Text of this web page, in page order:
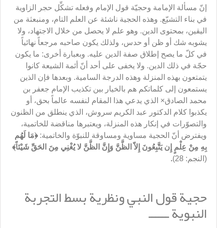
إنّ مسألة الإمامة وحجيّة قول الإمام وفعله تشكِّل حجر الزاوية
في بناء التشيّع. وهذه الحجية ناشئة عن العلم التام، ومنبعثة من
اليقين، بمحتوى الدين. وهو علم لا يحصل من خلال الاجتهاد، ولا
يشوبه شك أو ظن أو حدس، ولذلك يكون صاحبه مرجعاً نهائياً
في كلّ ما يصح إطلاق صفة الدين عليه. وبعبارة أخرى: ما يكون
حجّة في ذلك الدين. ولا يخفى على أحد أنّ أئمة الشيعة كانوا
يتمتعون بهذه المنزلة وهذه الدرجة السامية. وبعدها فإن الذين
يستمعون إلى كلماتكم هم بالخيار بين تكذيب الإمام جعفر بن
محمد الصادق× الذي يدعي هذا المقام لنفسه عالماً بحق، أو
يكذبوا كلام الدكتور عبد الكريم سروش، الذي ينطلق من الظنون
والتصوّرات في إنكار هذه المنزلة، ويعتبرها مناقضة للخاتمية،
ويفترض أنّ الحجية مساوية ومساوقة للنبوّة والخاتمية:﴿مَا لَهُم
بِهِ مِنْ عِلْمٍ إِن يَتَّبِعُونَ إِلاّ الظَّنَّ وَإِنَّ الظَّنَّ لا يُغْنِي مِنَ الحَقِّ شَيْئاً﴾
(النجم: 28)
.
حجية قول النبي ونظرية بسط التجربة
النبوية ــــــ